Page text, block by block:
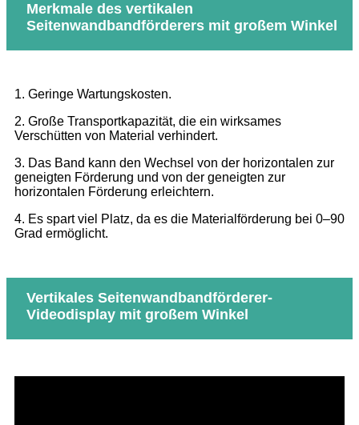
Merkmale des vertikalen
Seitenwandbandförderers mit großem Winkel
1. Geringe Wartungskosten.
2. Große Transportkapazität, die ein wirksames
Verschütten von Material verhindert.
3. Das Band kann den Wechsel von der horizontalen zur
geneigten Förderung und von der geneigten zur
horizontalen Förderung erleichtern.
4. Es spart viel Platz, da es die Materialförderung bei 0–90
Grad ermöglicht.
Vertikales Seitenwandbandförderer-
Videodisplay mit großem Winkel